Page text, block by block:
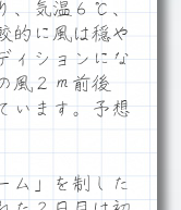
、気温６℃、
的に風は穏や
ィションにな
風２ｍ前後
います。予想
ム」を制した